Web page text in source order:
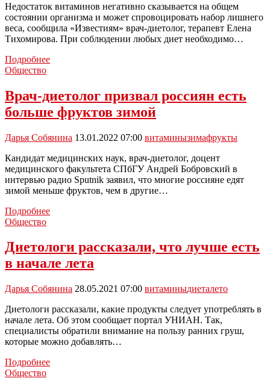
Недостаток витаминов негативно сказывается на общем
состоянии организма и может спровоцировать набор лишнего
веса, сообщила «Известиям» врач-диетолог, терапевт Елена
Тихомирова. При соблюдении любых диет необходимо…
ПодробнееНазваны
помогут
похудеть
помолодеть
Общество
Врач-диетолог призвал россиян есть
больше фруктов зимой
Дарья Собянина 13.01.2022 07:00 витаминызимафрукты
Кандидат медицинских наук, врач-диетолог, доцент
медицинского факультета СПбГУ Андрей Бобровский в
интервью радио Sputnik заявил, что многие россияне едят
зимой меньше фруктов, чем в другие…
ПодробнееВрач-
россиян
есть
больше
зимой
Общество
Диетологи рассказали, что лучше есть
в начале лета
Дарья Собянина 28.05.2021 07:00 витаминыдиеталето
Диетологи рассказали, какие продукты следует употреблять в
начале лета. Об этом сообщает портал УНИАН. Так,
специалисты обратили внимание на пользу ранних груш,
которые можно добавлять…
ПодробнееДиетологи
Общество